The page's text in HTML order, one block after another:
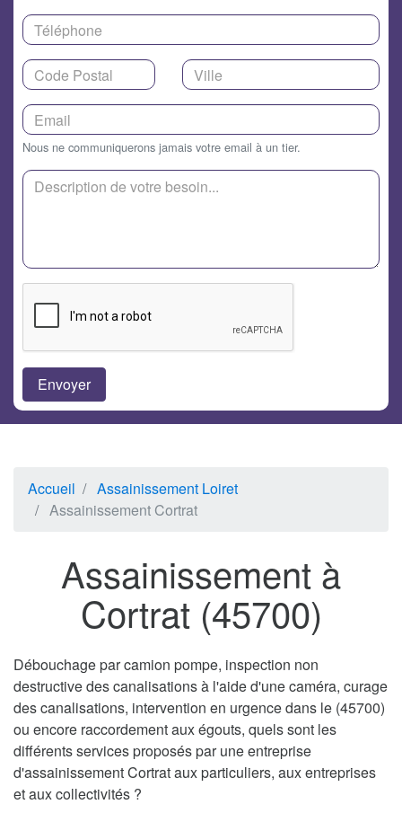
Nous ne communiquerons jamais votre email à un tier.
Accueil
Assainissement Loiret
Assainissement Cortrat
Assainissement à
Cortrat (45700)
Débouchage par camion pompe, inspection non
destructive des canalisations à l'aide d'une caméra, curage
des canalisations, intervention en urgence dans le (45700)
ou encore raccordement aux égouts, quels sont les
différents services proposés par une entreprise
d'assainissement Cortrat aux particuliers, aux entreprises
et aux collectivités ?